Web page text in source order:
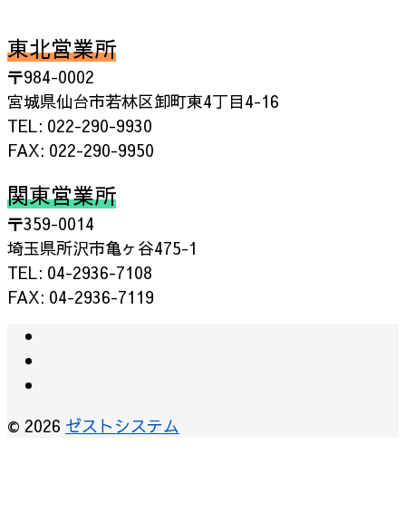
東北営業所
〒984-0002
宮城県仙台市若林区卸町東4丁目4-16
TEL: 022-290-9930
FAX: 022-290-9950
関東営業所
〒359-0014
埼玉県所沢市亀ヶ谷475-1
TEL: 04-2936-7108
FAX: 04-2936-7119
© 2026 ゼストシステム